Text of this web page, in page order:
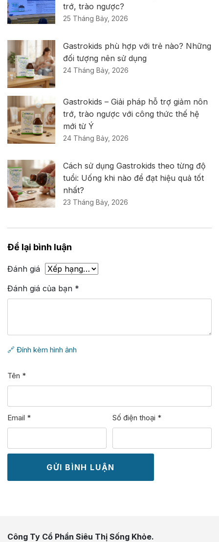
trớ, trào ngược?
25 Tháng Bảy, 2026
Gastrokids phù hợp với trẻ nào? Những
đối tượng nên sử dụng
24 Tháng Bảy, 2026
Gastrokids – Giải pháp hỗ trợ giảm nôn
trớ, trào ngược với công thức thế hệ
mới từ Ý
24 Tháng Bảy, 2026
Cách sử dụng Gastrokids theo từng độ
tuổi: Uống khi nào để đạt hiệu quả tốt
nhất?
23 Tháng Bảy, 2026
Để lại bình luận
Đánh giá
Đánh giá của bạn *
🔗 Đính kèm hình ảnh
Tên *
Email * Số điện thoại *
Công Ty Cổ Phần Siêu Thị Sống Khỏe.